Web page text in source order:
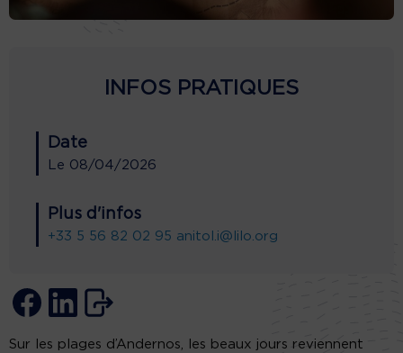
INFOS PRATIQUES
Date
Le 08/04/2026
Plus d'infos
+33 5 56 82 02 95 anitol.i@lilo.org
Sur les plages d’Andernos, les beaux jours reviennent